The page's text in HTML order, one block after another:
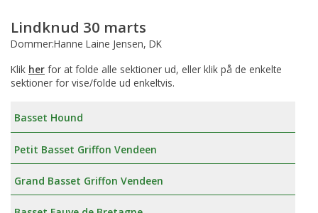
Lindknud 30 marts
Dommer:Hanne Laine Jensen, DK
Klik her for at folde alle sektioner ud, eller klik på de enkelte
sektioner for vise/folde ud enkeltvis.
Basset Hound
Petit Basset Griffon Vendeen
Grand Basset Griffon Vendeen